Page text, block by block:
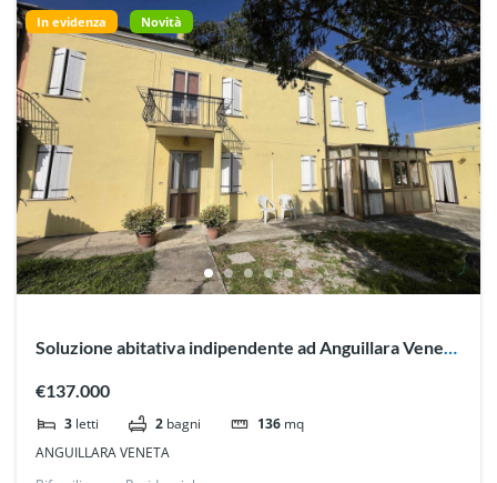
In evidenza Novità
Soluzione abitativa indipendente ad Anguillara Veneta
€137.000
3 letti 2 bagni 136 mq
ANGUILLARA VENETA